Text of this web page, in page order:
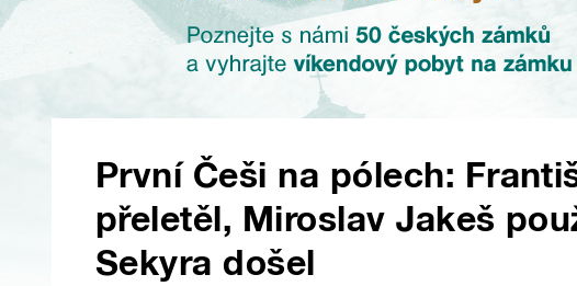
První Češi na pólech:
přeletěl, Miroslav Jakeš
Sekyra došel